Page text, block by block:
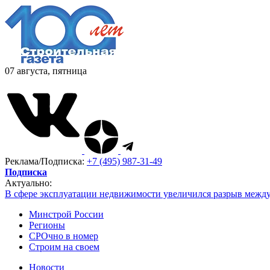
07 августа, пятница
Реклама/Подписка: +7 (495) 987-31-49
Подписка
Актуально:
В сфере эксплуатации недвижимости увеличился разрыв
Минстрой России
Регионы
СРОчно в номер
Строим на своем
Новости